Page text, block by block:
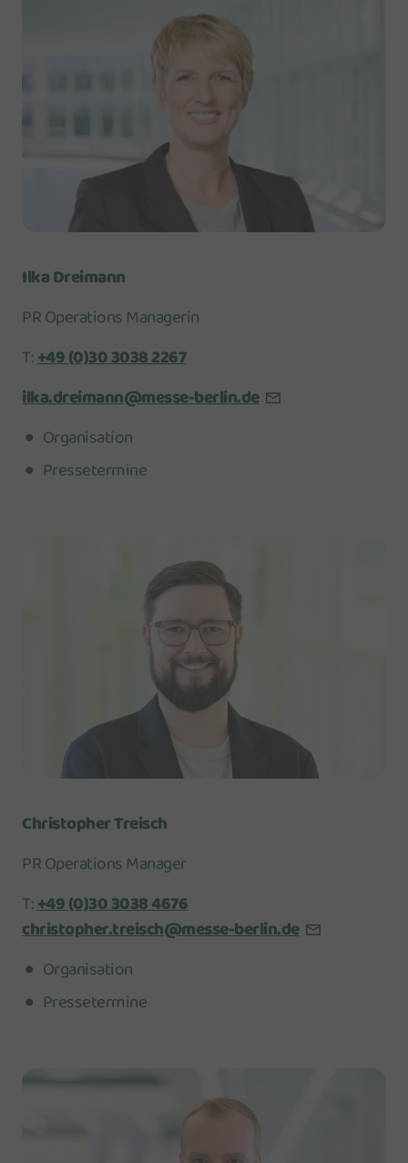
Ilka Dreimann
PR Operations Managerin
T:+49 (0)30 3038 2267
ilka.dreimann@messe-berlin.de
Organisation
Pressetermine
Christopher Treisch
PR Operations Manager
T:+49 (0)30 3038 4676
christopher.treisch@messe-berlin.de
Organisation
Pressetermine